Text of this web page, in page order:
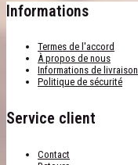
Informations
Termes de l'accord
À propos de nous
Informations de livraison
Politique de sécurité
Service client
Contact